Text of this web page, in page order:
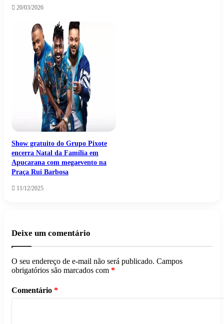
20/03/2026
Show gratuito do Grupo Pixote
encerra Natal da Família em
Apucarana com megaevento na
Praça Rui Barbosa
11/12/2025
Deixe um comentário
O seu endereço de e-mail não será publicado. Campos
obrigatórios são marcados com *
Comentário *